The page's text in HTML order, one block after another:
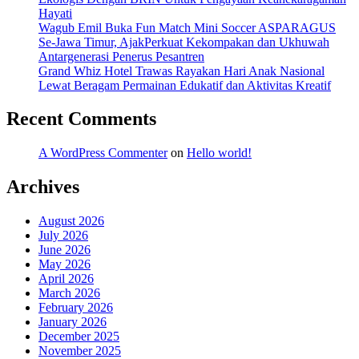
Hayati
Wagub Emil Buka Fun Match Mini Soccer ASPARAGUS
Se-Jawa Timur, AjakPerkuat Kekompakan dan Ukhuwah
Antargenerasi Penerus Pesantren
Grand Whiz Hotel Trawas Rayakan Hari Anak Nasional
Lewat Beragam Permainan Edukatif dan Aktivitas Kreatif
Recent Comments
A WordPress Commenteron Hello world!
Archives
August 2026
July 2026
June 2026
May 2026
April 2026
March 2026
February 2026
January 2026
December 2025
November 2025